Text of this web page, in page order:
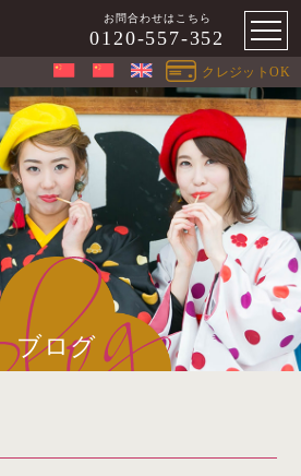
お問合わせはこちら
0120-557-352
クレジットOK
ブログ